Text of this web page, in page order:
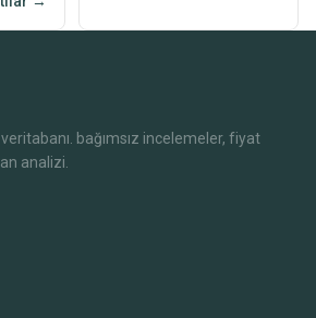
bağımsız incelemeler, fiyat
analizi.